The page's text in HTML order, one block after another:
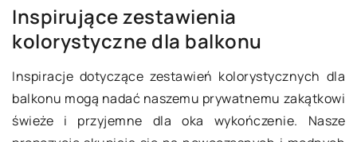
Inspirujące zestawienia
kolorystyczne dla balkonu
Inspiracje dotyczące zestawień kolorystycznych dla
balkonu mogą nadać naszemu prywatnemu zakątkowi
świeże i przyjemne dla oka wykończenie. Nasze